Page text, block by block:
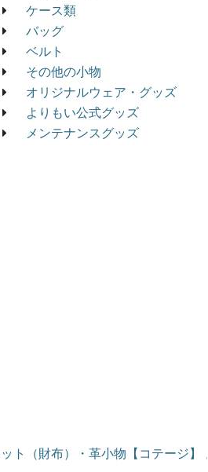
ケース類
バッグ
ベルト
その他の小物
オリジナルウェア・グッズ
よりもい公式グッズ
メンテナンスグッズ
ト（財布）・革小物【コテージ】